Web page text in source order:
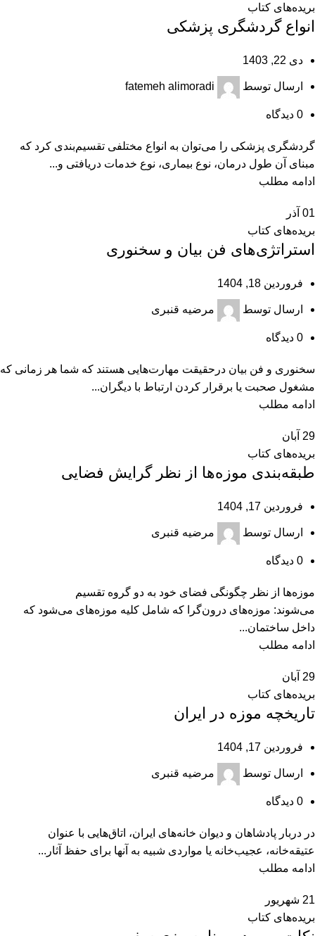
بریده‌های کتاب
انواع گردشگری پزشکی
دی 22, 1403
ارسال توسط fatemeh alimoradi
0 دیدگاه
گردشگری پزشکی را می‌توان به انواع مختلفی تقسیم‌بندی کرد که
مبنای آن طول درمان، نوع بیماری، نوع خدمات دریافتی و...
ادامه مطلب
01 آذر
بریده‌های کتاب
استراتژی‌های فن بیان و سخنوری
فروردین 18, 1404
ارسال توسط مرضیه قنبری
0 دیدگاه
سخنوری و فن بیان درحقیقت مهارت‌هایی هستند که شما هر زمانی که
مشغول صحبت یا برقرار کردن ارتباط با دیگران...
ادامه مطلب
29 آبان
بریده‌های کتاب
طبقه‌بندی موزه‌ها از نظر گرایش فضایی
فروردین 17, 1404
ارسال توسط مرضیه قنبری
0 دیدگاه
موزه‌ها از نظر چگونگی فضای خود به دو گروه تقسیم
می‌شوند: موزه‌های درون‌گرا که شامل کلیه موزه‌های می‌شود که
داخل ساختمان...
ادامه مطلب
29 آبان
بریده‌های کتاب
تاريخچه‌ موزه در ايران
فروردین 17, 1404
ارسال توسط مرضیه قنبری
0 دیدگاه
در دربار پادشاهان و دیوان خانه‌های ایران، اتاق‌هایی با عنوان
عتیقه‌خانه، عجیب‌خانه یا مواردی شبیه به آنها برای حفظ آثار...
ادامه مطلب
21 شهریور
بریده‌های کتاب